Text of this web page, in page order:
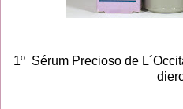
1º Sérum Precioso de